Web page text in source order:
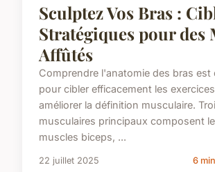
Sculptez Vos Bras :
Stratégiques pour des
Affûtés
Comprendre l'anatomie des bras est
pour cibler efficacement les
améliorer la définition musculaire.
musculaires principaux composent
muscles biceps, ...
22 juillet 2025 6